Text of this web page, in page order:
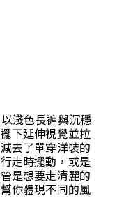
淺色長褲與沉穩
下延伸視覺並拉
去了單穿洋裝的
走時擺動，或是
是想要走清麗的
你體現不同的風